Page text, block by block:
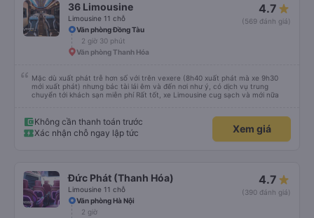
36 Limousine
Limousine 11 chỗ
4.7
(569 đánh giá)
Văn phòng Đồng Tàu
2 giờ 30 phút
Văn phòng Thanh Hóa
Mặc dù xuất phát trễ hơn số với trên vexere (8h40 xuất phát mà xe 9h30
mới xuất phát) nhưng bác tài lái êm và đến nơi như ý, có dịch vụ trung
chuyển tới khách sạn miễn phí Rất tốt, xe Limousine cug sạch và mới nữa
Không cần thanh toán trước
Xác nhận chỗ ngay lập tức
Xem giá
Đức Phát (Thanh Hóa)
Limousine 11 chỗ
4.7
(390 đánh giá)
Văn phòng Hà Nội
2 giờ